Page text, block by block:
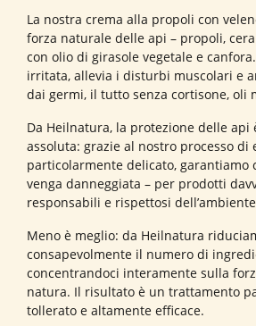
La nostra crema alla propoli con
forza naturale delle api – propoli, cera
con olio di girasole vegetale e
irritata, allevia i disturbi muscolari e
dai germi, il tutto senza cortisone, oli
Da Heilnatura, la protezione delle api
assoluta: grazie al nostro processo di
particolarmente delicato, garantiamo
venga danneggiata – per prodotti
responsabili e rispettosi
Meno è meglio: da Heilnatura
consapevolmente il numero di
concentrandoci interamente sulla
natura. Il risultato è un trattamento
tollerato e altamente efficace.